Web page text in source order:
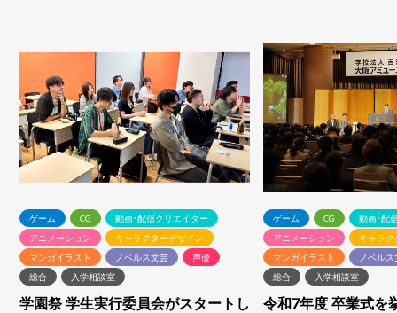
ゲーム CG
動画・配信クリエイター
アニメーション
キャラクターデザイン
マンガイラスト
ノベルス文芸
声優
総合
入学相談室
学園祭 学生実行委員会がスタートし
ゲーム CG
動画・配
アニメーション
キャラ
マンガイラスト
ノベル
総合
入学相談室
令和7年度 卒業式を